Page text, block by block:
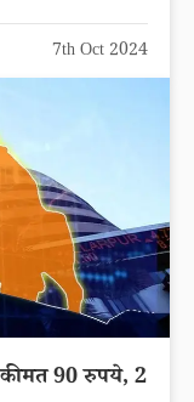
7th Oct 2024
90 रुपये, 2